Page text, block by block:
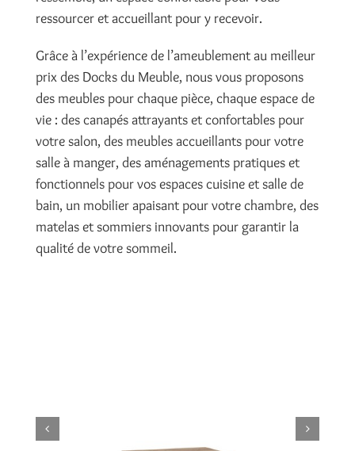
ressourcer et accueillant pour y recevoir.
Grâce à l’expérience de l’ameublement au meilleur
prix des Docks du Meuble, nous vous proposons
des meubles pour chaque pièce, chaque espace de
vie : des canapés attrayants et confortables pour
votre salon, des meubles accueillants pour votre
salle à manger, des aménagements pratiques et
fonctionnels pour vos espaces cuisine et salle de
bain, un mobilier apaisant pour votre chambre, des
matelas et sommiers innovants pour garantir la
qualité de votre sommeil.